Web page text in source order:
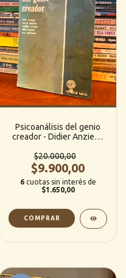
Psicoanálisis del genio
creador - Didier Anzieu /
Besdine Elliott Jaques
/Jean Guillaumin (Vancu)
$20.000,00
$9.900,00
6 cuotas sin interés de
$1.650,00